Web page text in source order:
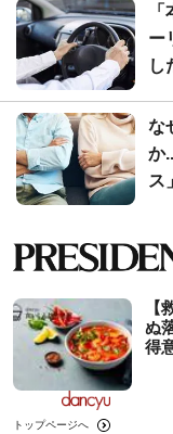
ー
し
な
か
ス
【
ぬ
得
トップページへ